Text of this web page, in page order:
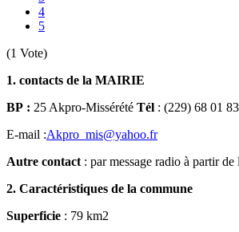
4
5
(1 Vote)
1. contacts de la MAIRIE
BP : 25 Akpro-Missérété Tél : (229) 68 01
E-mail :Akpro_mis@yahoo.fr
Autre contact : par message radio à partir
2. Caractéristiques de la commune
Superficie : 79 km2